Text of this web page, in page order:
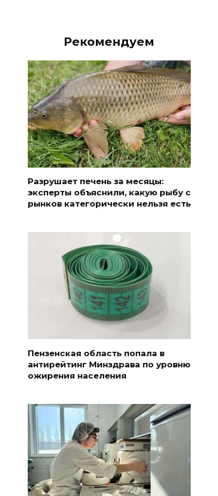
Рекомендуем
Разрушает печень за месяцы:
эксперты объяснили, какую рыбу с
рынков категорически нельзя есть
Пензенская область попала в
антирейтинг Минздрава по уровню
ожирения населения